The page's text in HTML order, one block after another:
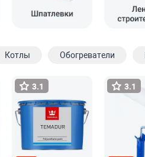
Котлы Обогреватели
3.1 3.1